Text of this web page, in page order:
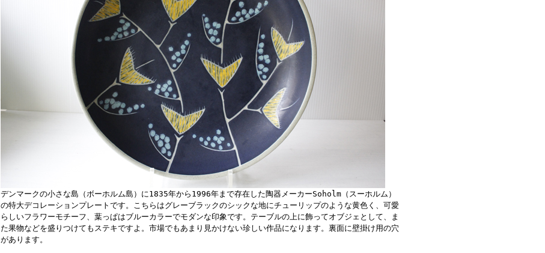
デンマークの小さな島（ボーホルム島）に1835年から1996年まで存在した陶器メーカーSoholm（スーホルム）
の特大デコレーションプレートです。こちらはグレーブラックのシックな地にチューリップのような黄色く、可愛
らしいフラワーモチーフ、葉っぱはブルーカラーでモダンな印象です。テーブルの上に飾ってオブジェとして、ま
た果物などを盛りつけてもステキですよ。市場でもあまり見かけない珍しい作品になります。裏面に壁掛け用の穴
があります。